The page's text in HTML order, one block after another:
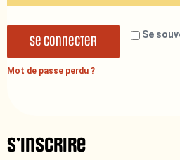
Se
Se connecter
Mot de passe perdu ?
S’inscrire